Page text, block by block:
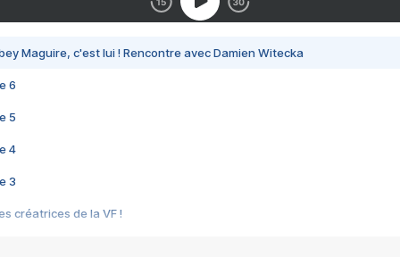
Maguire, c'est lui ! Rencontre avec Damien Witecka
6
5
4
3
créatrices de la VF !